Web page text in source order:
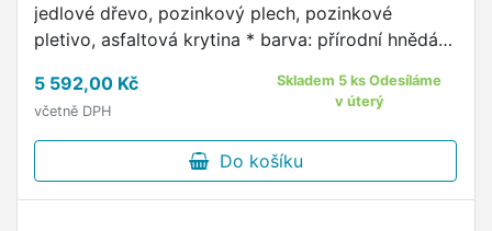
jedlové dřevo, pozinkový plech, pozinkové
pletivo, asfaltová krytina * barva: přírodní hnědá *
střecha pro …
5 592,00 Kč
včetně DPH
Skladem 5 ks Odesíláme
v úterý
Do košíku